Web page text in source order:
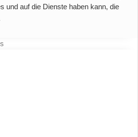
und auf die Dienste haben kann, die